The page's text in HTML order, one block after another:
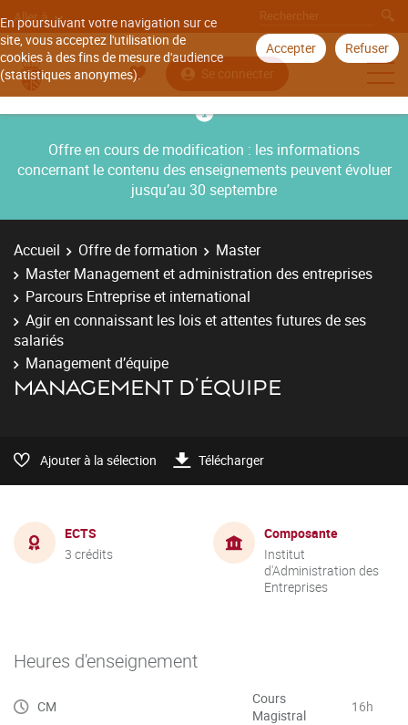
En poursuivant votre navigation sur ce
site, vous acceptez l'utilisation de
cookies à des fins de mesure d'audience
(statistiques anonymes).
Accepter Refuser
Aller à
Se connecter
Offre en cours de modification : les informations
concernant le contenu des enseignements peuvent évoluer
jusqu’au 30 septembre
Accueil Offre de formation
Master
Master Management et administration des entreprises
Parcours Entreprise et international
Agir en connaissant les lois et attentes futures de ses
salariés
Management d’équipe
MANAGEMENT D’ÉQUIPE
Ajouter à la sélection Télécharger
ECTS
3 crédits
Composante
Institut
d'Administration des
Entreprises
Heures d'enseignement
CM
Cours
Magistral
16h